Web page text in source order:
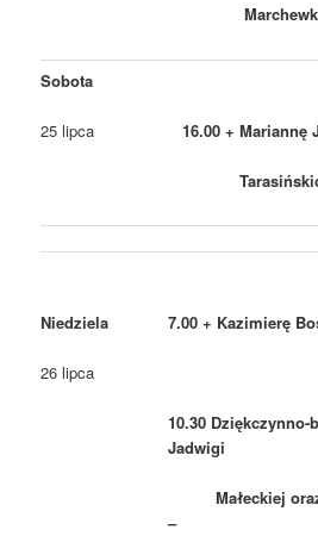
Sobota
25 lipca 16.00 + Mariannę
Niedziela
26 lipca
7.00 + Kazimierę
10.30 Dziękczynno-
Jadwigi
Małeckiej oraz
–